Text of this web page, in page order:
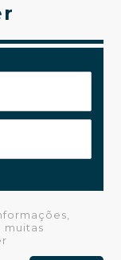
muitas